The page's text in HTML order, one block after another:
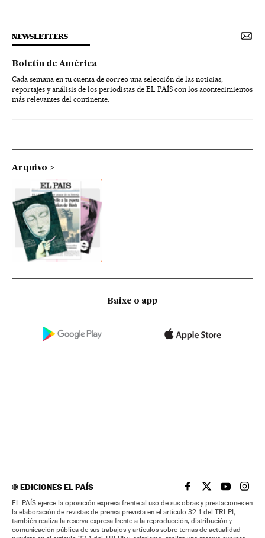
NEWSLETTERS
Boletín de América
Cada semana en tu cuenta de correo una selección de las noticias,
reportajes y análisis de los periodistas de EL PAÍS con los acontecimientos
más relevantes del continente.
Arquivo
Baixe o app
©EDICIONES EL PAÍS EL PAÍS BRASIL EN
EL PAÍSEL PAÍS
EL
EL PAÍS ejerce la oposición expresa frente al uso de sus obras y prestaciones en
la elaboración de revistas de prensa prevista en el artículo 32.1 del TRLPI;
también realiza la reserva expresa frente a la reproducción, distribución y
comunicación pública de sus trabajos y artículos sobre temas de actualidad